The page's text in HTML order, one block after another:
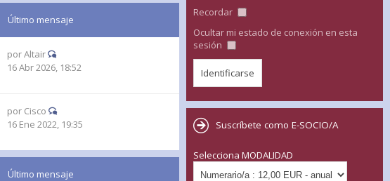
Último mensaje
porAltair
16 Abr 2026, 18:52
por Cisco
16 Ene 2022, 19:35
Último mensaje
Recordar
Ocultar mi estado de conexión en esta
sesión
Suscríbete como E-SOCIO/A
Selecciona MODALIDAD